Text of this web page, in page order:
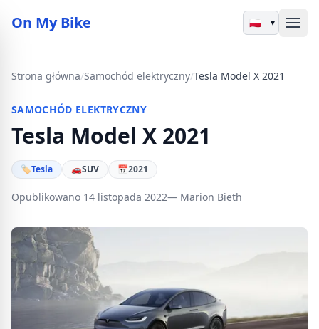
On My Bike ▾
Strona główna/Samochód elektryczny/Tesla Model X 2021
SAMOCHÓD ELEKTRYCZNY
Tesla Model X 2021
🏷Tesla 🚗SUV 📅2021
Opublikowano 14 listopada 2022— Marion Bieth